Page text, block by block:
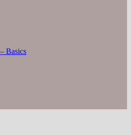
Basics